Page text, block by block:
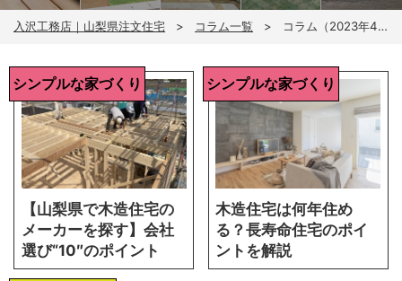
入沢工務店｜山梨県注文住宅 コラム一覧 コラム（2023年4月）
【山梨県で木造住宅の
メーカーを探す】会社
選び“10″のポイント
シンプルな家づくり
木造住宅は何年住め
る？長寿命住宅のポイ
ントを解説
シンプルな家づくり